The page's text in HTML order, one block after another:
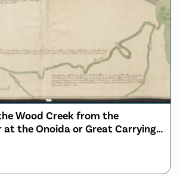
Wood Creek from the
at the Onoida or Great Carrying
Lake. Representing the Forts
Place by order of General
destroyed by Major